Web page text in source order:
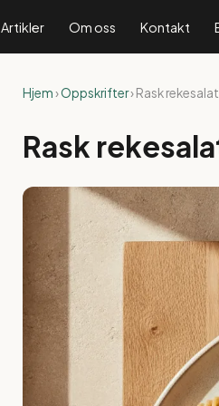
Artikler Om oss Kontakt
Hjem›Oppskrifter› Rask
Rask